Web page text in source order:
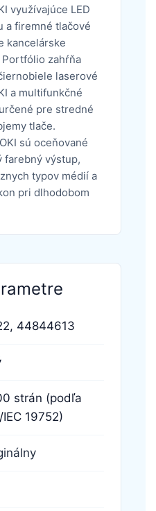
využívajúce LED
a firemné tlačové
kancelárske
zahŕňa
laserové
a multifunkčné
pre stredné
tlače.
sú oceňované
farebný výstup,
typov médií a
pri dlhodobom
44844613
strán (podľa
IEC 19752)